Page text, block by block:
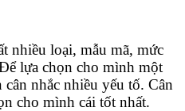
nhiều loại, mẫu mã, mức
lựa chọn cho mình một
nhắc nhiều yếu tố. Cân
cho mình cái tốt nhất.